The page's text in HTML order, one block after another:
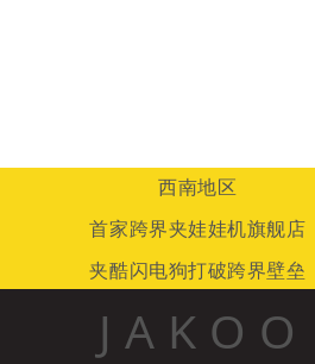
西南地区
首家跨界夹娃娃机旗舰店
夹酷闪电狗打破跨界壁垒
J A K O O